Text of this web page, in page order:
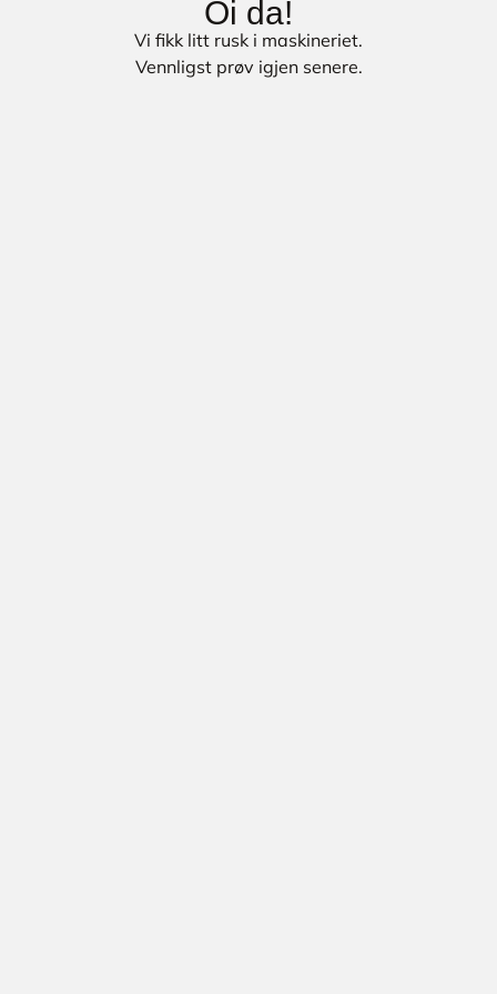
Oi da!
Vi fikk litt rusk i maskineriet.
Vennligst prøv igjen senere.